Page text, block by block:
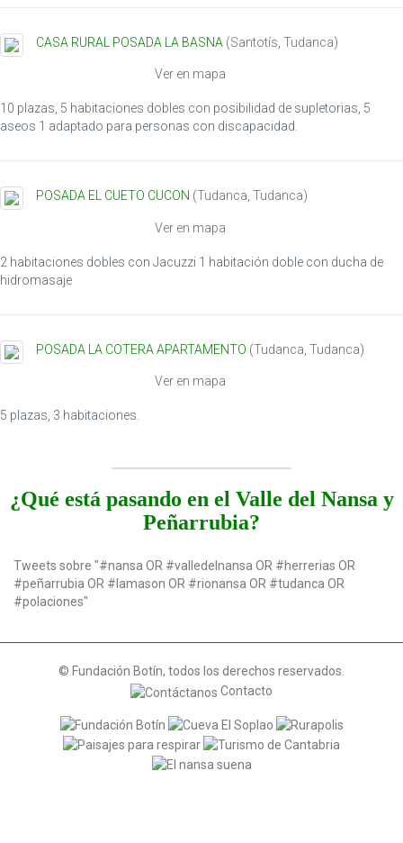
CASA RURAL POSADA LA BASNA (Santotís Tudanca)
Ver en mapa
10 plazas, 5 habitaciones dobles con posibilidad de supletorias, 5
aseos 1 adaptado para personas con discapacidad.
POSADA EL CUETO CUCON (Tudanca, Tudanca)
Ver en mapa
2 habitaciones dobles con Jacuzzi 1 habitación doble con ducha de
hidromasaje
POSADA LA COTERA APARTAMENTO (Tudanca Tudanca)
Ver en mapa
5 plazas, 3 habitaciones.
¿Qué está pasando en el Valle del Nansa y
Peñarrubia?
Tweets sobre "#nansa OR #valledelnansa OR #herrerias OR
#peñarrubia OR #lamason OR #rionansa OR #tudanca OR
#polaciones"
© Fundación Botín, todos los derechos reservados.
Contacto